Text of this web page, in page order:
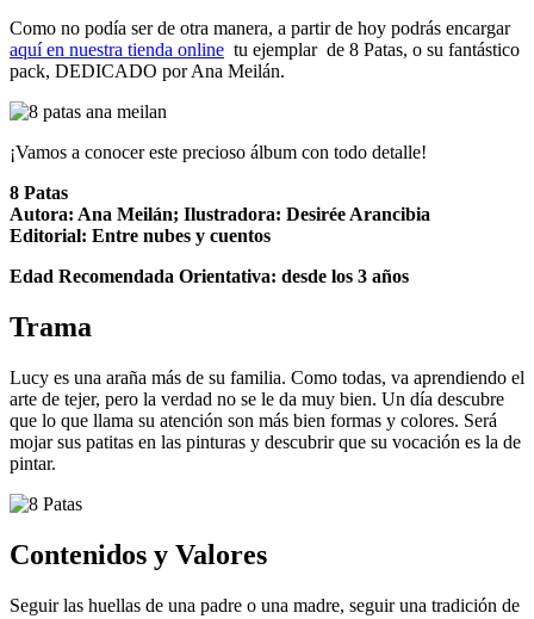
Como no podía ser de otra manera, a partir de hoy podrás encargar
aquí en nuestra tienda online tu ejemplar de 8 Patas, o su fantástico
pack, DEDICADO por Ana Meilán.
¡Vamos a conocer este precioso álbum con todo detalle!
8 Patas
Autora: Ana Meilán; Ilustradora: Desirée Arancibia
Editorial: Entre nubes y cuentos
Edad Recomendada Orientativa: desde los 3 años
Trama
Lucy es una araña más de su familia. Como todas, va aprendiendo el
arte de tejer, pero la verdad no se le da muy bien. Un día descubre
que lo que llama su atención son más bien formas y colores. Será
mojar sus patitas en las pinturas y descubrir que su vocación es la de
pintar.
Contenidos y Valores
Seguir las huellas de una padre o una madre, seguir una tradición de